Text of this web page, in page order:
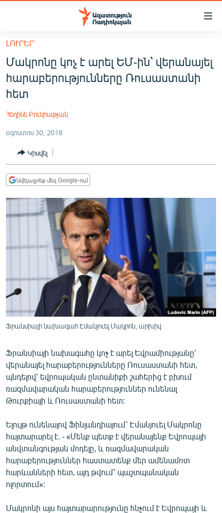
Մատչելիության
հիմնական
բովանդակությանը
Անցնել
հիմնական
մենյուին
ՀԱՅԱՍՏԱՆ
ՔԱՂԱՔԱԿԱՆ
ՏՆՏԵՍՈՒԹՅՈՒՆ
ՂԱՐԱԲԱՂ
ՏԱՐԱԾԱՇՐՋԱՆ
ՄԻՋԱԶԳԱՅԻՆ
ՄՇԱԿՈՒՅԹ
ՄԵԿՆԱԲԱՆՈՒԹՅՈՒՆ
ՏՏ ԵՒ ԻՆՏԵՐՆԵՏ
ՏԵՍԱՆՅՈՒԹԵՐ
ԲԱՆԱՎԵՃ
ՁԳՏԵԼՈՎ ԼԱՎԱԳՈՒՅՆԻՆ
Հայերեն
English
Русский
ԼՈՒՐԵՐ
Մակրոնը կոչ է արել ԵՄ-ին՝ վերանայել
հարաբերությունները Ռուսաստանի
հետ
Հեղինե Բունիաթյան
օգոստոս 30, 2018
Կիսվել
Ավելացրեք մեզ Google-ում
Ֆրանսիայի նախագահ Էմանյուել Մակրոն, արխիվ
Ֆրանսիայի նախագահը կոչ է արել Եվրամիությանը՝
վերանայել հարաբերությունները Ռուսաստանի հետ,
պնդելով՝ եվրոպական ընտանիքի շահերից է բխում
ռազմավարական հարաբերություններ ունենալ
Թուրքիայի և Ռուսաստանի հետ:
Ելույթ ունենալով Ֆինլանդիայում՝ Էմանյուել Մակրոնը
հայտարարել է. - «Մենք պետք է վերանայենք Եվրոպայի
անվտանգության մոդելը, և ռազմավարական
հարաբերություններ հաստատենք մեր ամենամոտ
հարևանների հետ, այդ թվում՝ պաշտպանական
ոլորտում»:
Մակրոնի այս հայտարարությունը հնչում է Եվրոպայի և